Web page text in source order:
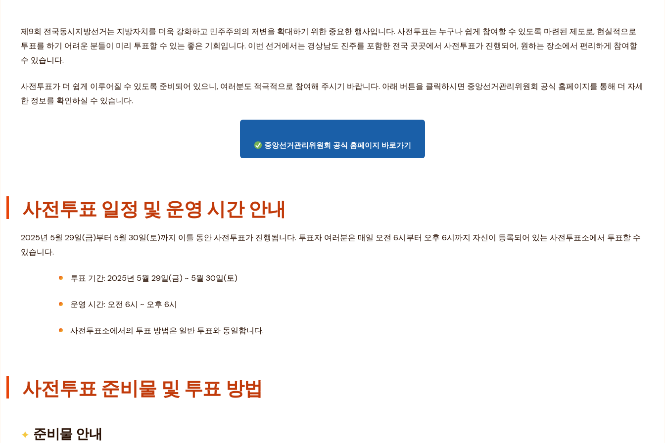
제9회 전국동시지방선거는 지방자치를 더욱 강화하고 민주주의의 저변을 확대하기 위한 중요한 행사입니다. 사전투표는 누구나 쉽게 참여할 수 있도록 마련된 제도로, 현실적으로
투표를 하기 어려운 분들이 미리 투표할 수 있는 좋은 기회입니다. 이번 선거에서는 경상남도 진주를 포함한 전국 곳곳에서 사전투표가 진행되어, 원하는 장소에서 편리하게 참여할
수 있습니다.
사전투표가 더 쉽게 이루어질 수 있도록 준비되어 있으니, 여러분도 적극적으로 참여해 주시기 바랍니다. 아래 버튼을 클릭하시면 중앙선거관리위원회 공식 홈페이지를 통해 더 자세
한 정보를 확인하실 수 있습니다.
중앙선거관리위원회 공식 홈페이지 바로가기
사전투표 일정 및 운영 시간 안내
2025년 5월 29일(금)부터 5월 30일(토)까지 이틀 동안 사전투표가 진행됩니다. 투표자 여러분은 매일 오전 6시부터 오후 6시까지 자신이 등록되어 있는 사전투표소에서 투표할 수
있습니다.
투표 기간: 2025년 5월 29일(금) ~ 5월 30일(토)
운영 시간: 오전 6시 ~ 오후 6시
사전투표소에서의 투표 방법은 일반 투표와 동일합니다.
사전투표 준비물 및 투표 방법
준비물 안내